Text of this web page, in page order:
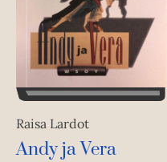
Raisa Lardot
Andy ja Vera